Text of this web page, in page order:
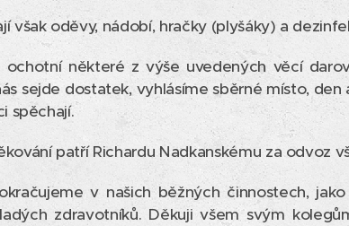
však oděvy, nádobí, hračky (plyšáky) a
ochotní některé z výše uvedených věcí
sejde dostatek, vyhlásíme sběrné místo,
spěchají.
patří Richardu Nadkanskému za odvoz
v našich běžných činnostech,
zdravotníků. Děkuji všem svým